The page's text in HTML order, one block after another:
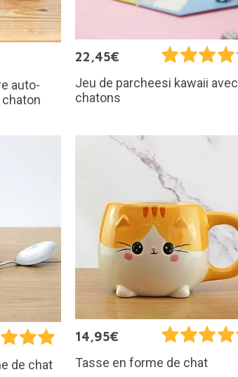
auto-
22,45€
Jeu de parcheesi kawaii avec
chatons
de chat
14,95€
Tasse en forme de chat